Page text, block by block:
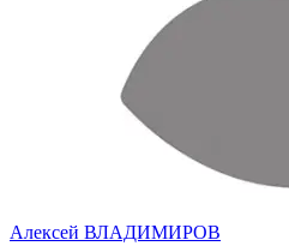
Алексей ВЛАДИМИРОВ